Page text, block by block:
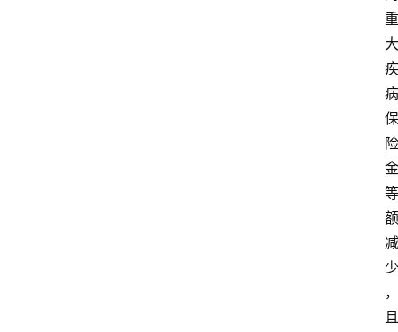
重
大
疾
病
保
险
金
等
额
减
少
，
且